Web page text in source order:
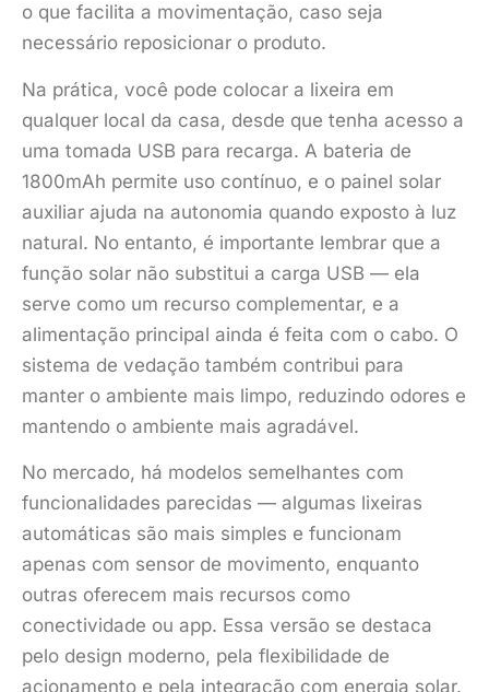
o que facilita a movimentação, caso seja
necessário reposicionar o produto.
Na prática, você pode colocar a lixeira em
qualquer local da casa, desde que tenha acesso a
uma tomada USB para recarga. A bateria de
1800mAh permite uso contínuo, e o painel solar
auxiliar ajuda na autonomia quando exposto à luz
natural. No entanto, é importante lembrar que a
função solar não substitui a carga USB — ela
serve como um recurso complementar, e a
alimentação principal ainda é feita com o cabo. O
sistema de vedação também contribui para
manter o ambiente mais limpo, reduzindo odores e
mantendo o ambiente mais agradável.
No mercado, há modelos semelhantes com
funcionalidades parecidas — algumas lixeiras
automáticas são mais simples e funcionam
apenas com sensor de movimento, enquanto
outras oferecem mais recursos como
conectividade ou app. Essa versão se destaca
pelo design moderno, pela flexibilidade de
acionamento e pela integração com energia solar.